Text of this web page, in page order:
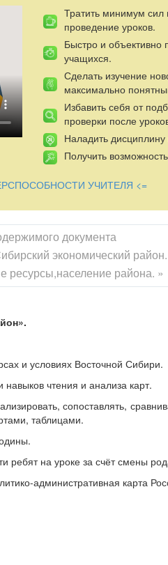
закрепления знаний. Она
требованиям, реализует
и условиях Восточной Сибири.
чтения и анализа карт.
сопоставлять,
на уроке за счёт смены рода
административная карта
учащихся к уроку.
на столе лежат
автомобили «Урал»?
экономический район
Тратить минимум сил
проведение уроков.
Быстро и объективно
учащихся.
Сделать изучение
максимально
Избавить себя от
проверки после
Наладить дисциплину
Получить
УЧИТЕЛЯ <=
документа
экономический
ресурсы,население района. »
и условиях Восточной Сибири.
чтения и анализа карт.
сопоставлять,
таблицами.
ребят на уроке за счёт смены
административная карта